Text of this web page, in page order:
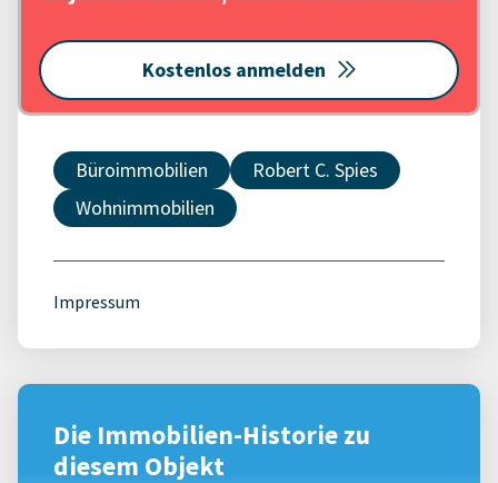
Kostenlos anmelden
Büroimmobilien
Robert C. Spies
Wohnimmobilien
Impressum
Die Immobilien-Historie zu
diesem Objekt